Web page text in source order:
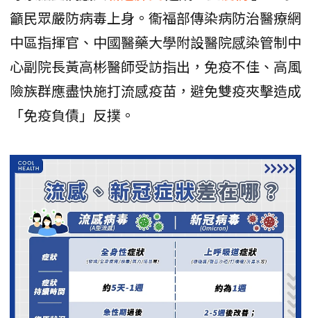
籲民眾嚴防病毒上身。衞福部傳染病防治醫療網
中區指揮官、中國醫藥大學附設醫院感染管制中
心副院長黃高彬醫師受訪指出，免疫不佳、高風
險族群應盡快施打流感疫苗，避免雙疫夾擊造成
「免疫負債」反撲。